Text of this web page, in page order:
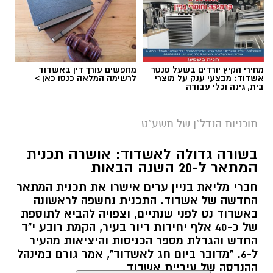
הדמיית בית קנדה (הדמיה: יח"צ)
שנתיים אחריחשיפת אשדוד נטעל פרויקט
המגורים שייבנה מעל מרכז הקליטה "בית קנדה",
הועדה המקומית לתכנון ובניה הוציאה היתר בניה
לפרויקט.
על פי התכנון בפרויקט ייבנה מגדל מגורים בן 21
קומות עם 220 יח"ד דיור. מדובר במגדל שייבנה
מחירי הקיץ יורדים בשעל סנטר
אשדוד: מבצעי ענק על מוצרי
בית, גינה וכלי עבודה
מחפשים עורך דין באשדוד
לרשימה המלאה כנסו כאן >
תוכניות הנדל"ן של תשע"ט
בשורה גדולה לאשדוד: אושרה תכנית
המתאר ל-20 השנה הבאות
חברי מליאת בניין ערים אישרו את תכנית המתאר
החדשה של אשדוד. התכנית נחשפה לראשונה
באשדוד נט לפני שנתיים, וצפויה להביא לתוספת
של כ-40 אלף יחידות דיור בעיר, הקמת רובע י"ד
החדש והגדלת מספר הכניסות והיציאות מהעיר
ל-6. "מדובר ביום חג לאשדוד", אמר גורם במינהל
ההנדסה של עיריית אשדוד